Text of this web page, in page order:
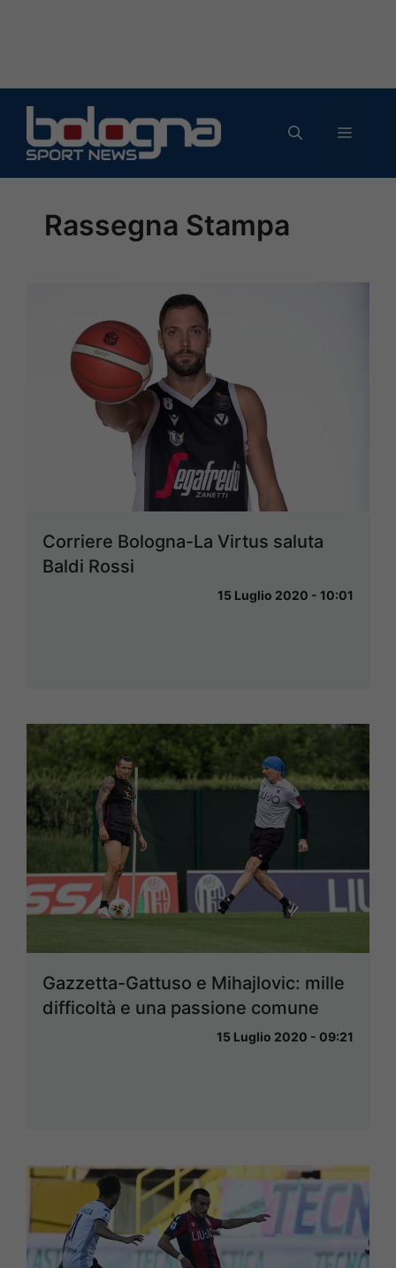
contenuto
MENU
Rassegna Stampa
Corriere Bologna-La Virtus saluta
Baldi Rossi
15 Luglio 2020 - 10:01
Gazzetta-Gattuso e Mihajlovic: mille
difficoltà e una passione comune
15 Luglio 2020 - 09:21